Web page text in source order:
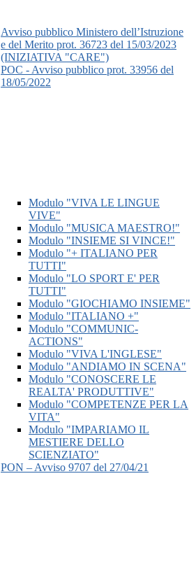
Avviso pubblico Ministero dell’Istruzione
e del Merito prot. 36723 del 15/03/2023
(INIZIATIVA "CARE")
POC - Avviso pubblico prot. 33956 del
18/05/2022
Modulo "VIVA LE LINGUE
VIVE"
Modulo "MUSICA MAESTRO!"
Modulo "INSIEME SI VINCE!"
Modulo "+ ITALIANO PER
TUTTI"
Modulo "LO SPORT E' PER
TUTTI"
Modulo "GIOCHIAMO INSIEME"
Modulo "ITALIANO +"
Modulo "COMMUNIC-
ACTIONS"
Modulo "VIVA L'INGLESE"
Modulo "ANDIAMO IN SCENA"
Modulo "CONOSCERE LE
REALTA' PRODUTTIVE"
Modulo "COMPETENZE PER LA
VITA"
Modulo "IMPARIAMO IL
MESTIERE DELLO
SCIENZIATO"
PON – Avviso 9707 del 27/04/21